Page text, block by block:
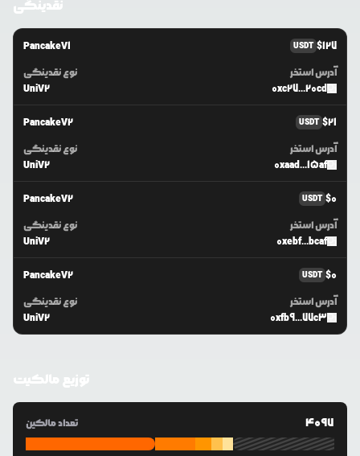
نقدینگی
PancakeV1 USDT $127
نوع نقدینگی
UniV2
آدرس استخر
0xc27...20cd
PancakeV2 USDT $21
نوع نقدینگی
UniV2
آدرس استخر
0xaad...15af
PancakeV2 USDT $0
نوع نقدینگی
UniV2
آدرس استخر
0xebf...bcaf
PancakeV2 USDT $0
نوع نقدینگی
UniV2
آدرس استخر
0xfb9...77c3
تعداد مالکین 4097